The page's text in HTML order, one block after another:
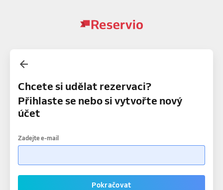
Chcete si udělat rezervaci?
Přihlaste se nebo si vytvořte nový
účet
Zadejte e-mail
Pokračovat